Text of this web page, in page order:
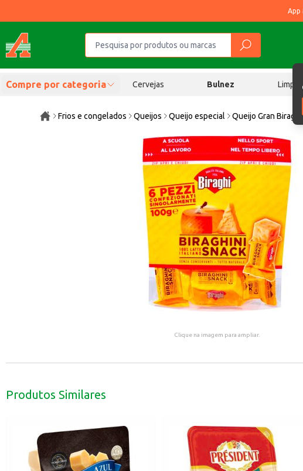
App
Compre por categoria Cervejas Bulnez
Frios e congelados Queijos Queijo especial Queijo Gran
Clique na imagem para ampliar.
Produtos Similares